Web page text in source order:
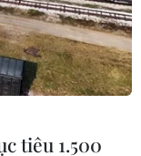
tiêu 1.500